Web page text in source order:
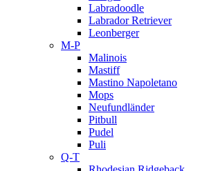
Labradoodle
Labrador Retriever
Leonberger
M-P
Malinois
Mastiff
Mastino Napoletano
Mops
Neufundländer
Pitbull
Pudel
Puli
Q-T